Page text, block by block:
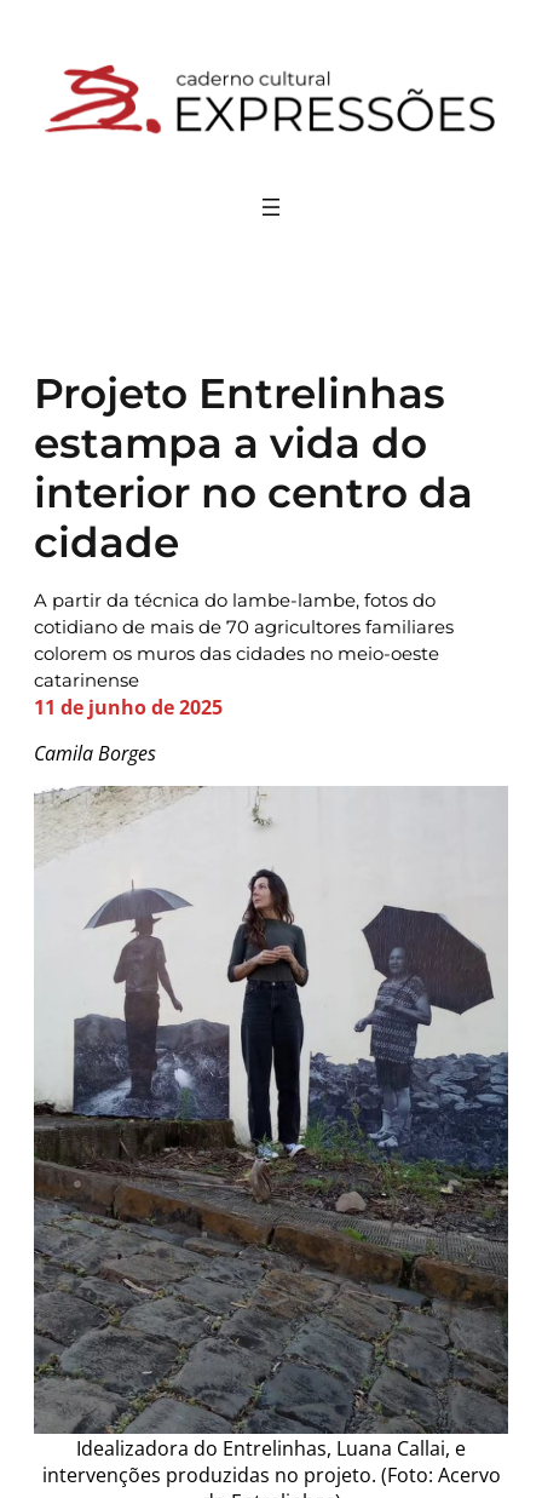
conteúdo
Projeto Entrelinhas
estampa a vida do
interior no centro da
cidade
A partir da técnica do lambe-lambe, fotos do
cotidiano de mais de 70 agricultores familiares
colorem os muros das cidades no meio-oeste
catarinense
11 de junho de 2025
Camila Borges
Idealizadora do Entrelinhas, Luana Callai, e
intervenções produzidas no projeto. (Foto: Acervo